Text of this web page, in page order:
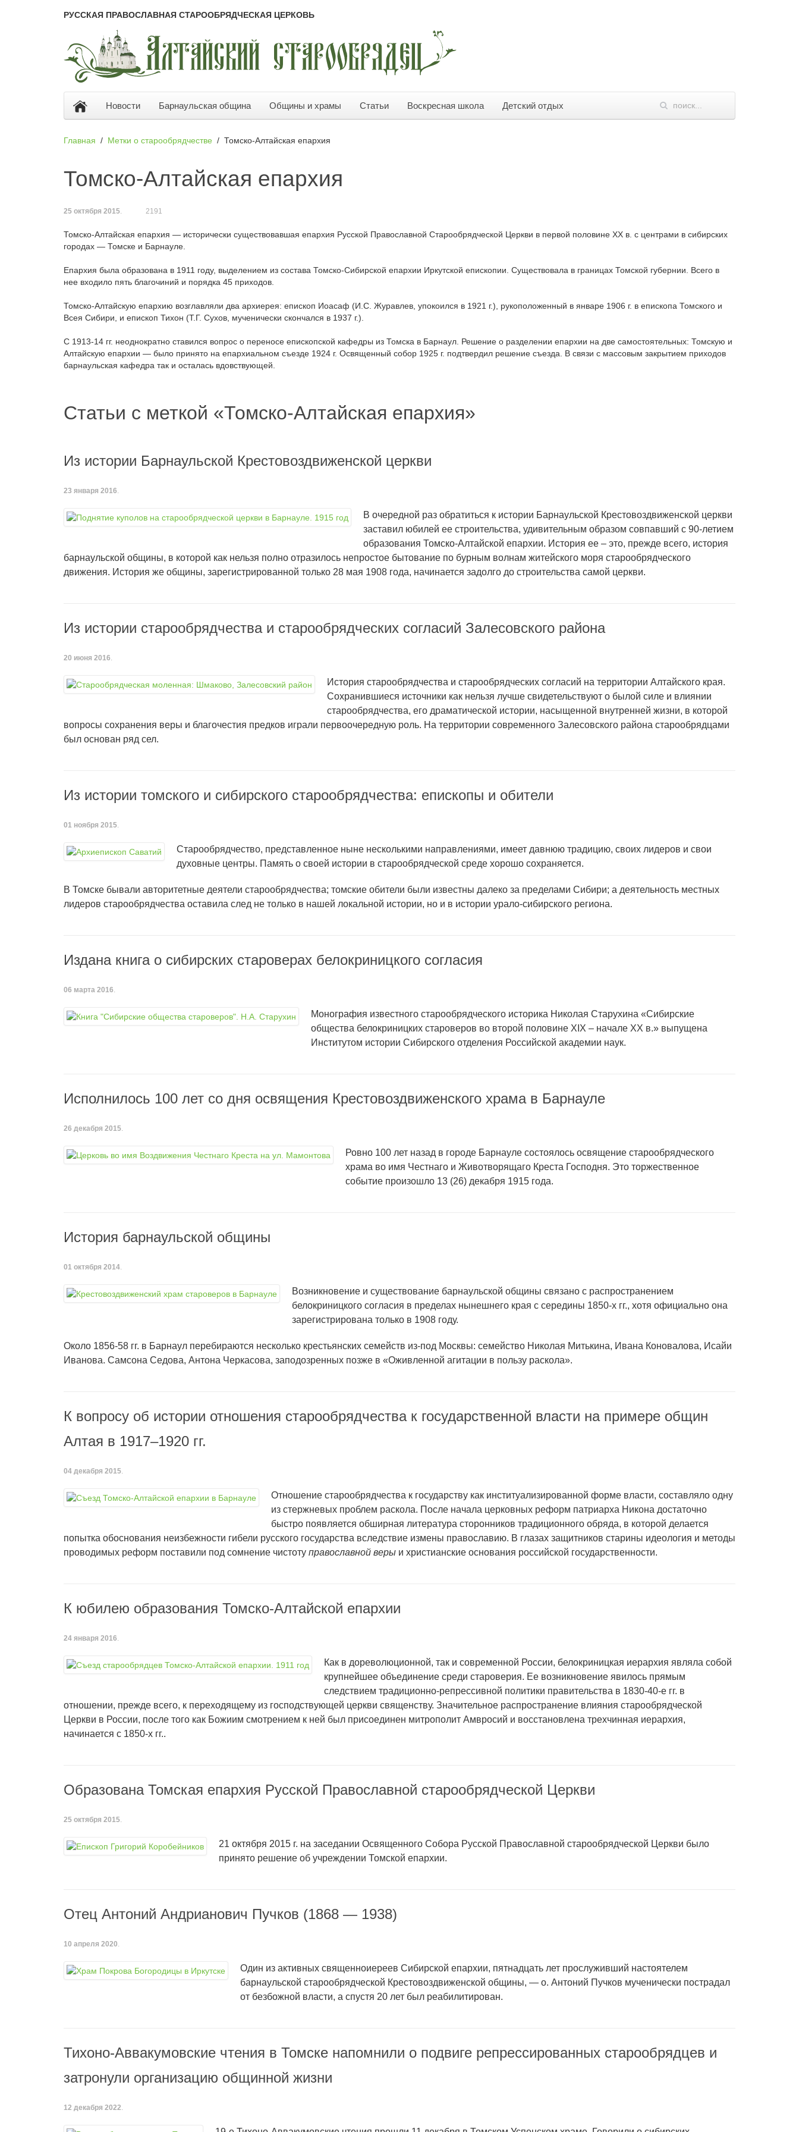
РУССКАЯ ПРАВОСЛАВНАЯ СТАРООБРЯДЧЕСКАЯ ЦЕРКОВЬ
Новости Барнаульская община Общины и храмы Статьи Воскресная школа Детский отдых
Главная Метки о старообрядчестве Томско-Алтайская епархия
Томско-Алтайская епархия
25 октября 2015. 2191
Томско-Алтайская епархия — исторически существовавшая епархия Русской Православной Старообрядческой Церкви в первой половине XX в. с центрами в сибирских
городах — Томске и Барнауле.
Епархия была образована в 1911 году, выделением из состава Томско-Сибирской епархии Иркутской епископии. Cуществовала в границах Томской губернии. Всего в
нее входило пять благочиний и порядка 45 приходов.
Томско-Алтайскую епархию возглавляли два архиерея: епископ Иоасаф (И.С. Журавлев, упокоился в 1921 г.), рукоположенный в январе 1906 г. в епископа Томского и
Всея Сибири, и епископ Тихон (Т.Г. Сухов, мученически скончался в 1937 г.).
С 1913-14 гг. неоднократно ставился вопрос о переносе епископской кафедры из Томска в Барнаул. Решение о разделении епархии на две самостоятельных: Томскую и
Алтайскую епархии — было принято на епархиальном съезде 1924 г. Освященный собор 1925 г. подтвердил решение съезда. В связи с массовым закрытием приходов
барнаульская кафедра так и осталась вдовствующей.
Статьи с меткой «Томско-Алтайская епархия»
Из истории Барнаульской Крестовоздвиженской церкви
23 января 2016.
В очередной раз обратиться к истории Барнаульской Крестовоздвиженской церкви
заставил юбилей ее строительства, удивительным образом совпавший с 90-летием
образования Томско-Алтайской епархии. История ее – это, прежде всего, история
барнаульской общины, в которой как нельзя полно отразилось непростое бытование по бурным волнам житейского моря старообрядческого
движения. История же общины, зарегистрированной только 28 мая 1908 года, начинается задолго до строительства самой церкви.
Из истории старообрядчества и старообрядческих согласий Залесовского района
20 июня 2016.
История старообрядчества и старообрядческих согласий на территории Алтайского края.
Сохранившиеся источники как нельзя лучше свидетельствуют о былой силе и влиянии
старообрядчества, его драматической истории, насыщенной внутренней жизни, в которой
вопросы сохранения веры и благочестия предков играли первоочередную роль. На территории современного Залесовского района старообрядцами
был основан ряд сел.
Из истории томского и сибирского старообрядчества: епископы и обители
01 ноября 2015.
Старообрядчество, представленное ныне несколькими направлениями, имеет давнюю традицию, своих лидеров и свои
духовные центры. Память о своей истории в старообрядческой среде хорошо сохраняется.
В Томске бывали авторитетные деятели старообрядчества; томские обители были известны далеко за пределами Сибири; а деятельность местных
лидеров старообрядчества оставила след не только в нашей локальной истории, но и в истории урало-сибирского региона.
Издана книга о сибирских староверах белокриницкого согласия
06 марта 2016.
Монография известного старообрядческого историка Николая Старухина «Сибирские
общества белокриницких староверов во второй половине XIX – начале XX в.» выпущена
Институтом истории Сибирского отделения Российской академии наук.
Исполнилось 100 лет со дня освящения Крестовоздвиженского храма в Барнауле
26 декабря 2015.
Ровно 100 лет назад в городе Барнауле состоялось освящение старообрядческого
храма во имя Честнаго и Животворящаго Креста Господня. Это торжественное
событие произошло 13 (26) декабря 1915 года.
История барнаульской общины
01 октября 2014.
Возникновение и существование барнаульской общины связано с распространением
белокриницкого согласия в пределах нынешнего края с середины 1850-х гг., хотя официально она
зарегистрирована только в 1908 году.
Около 1856-58 гг. в Барнаул перебираются несколько крестьянских семейств из-под Москвы: семейство Николая Митькина, Ивана Коновалова, Исайи
Иванова. Самсона Седова, Антона Черкасова, заподозренных позже в «Оживленной агитации в пользу раскола».
К вопросу об истории отношения старообрядчества к государственной власти на примере общин
Алтая в 1917–1920 гг.
04 декабря 2015.
Отношение старообрядчества к государству как институализированной форме власти, составляло одну
из стержневых проблем раскола. После начала церковных реформ патриарха Никона достаточно
быстро появляется обширная литература сторонников традиционного обряда, в которой делается
попытка обоснования неизбежности гибели русского государства вследствие измены православию. В глазах защитников старины идеология и методы
проводимых реформ поставили под сомнение чистоту православной веры и христианские основания российской государственности.
К юбилею образования Томско-Алтайской епархии
24 января 2016.
Как в дореволюционной, так и современной России, белокриницкая иерархия являла собой
крупнейшее объединение среди староверия. Ее возникновение явилось прямым
следствием традиционно-репрессивной политики правительства в 1830-40-е гг. в
отношении, прежде всего, к переходящему из господствующей церкви священству. Значительное распространение влияния старообрядческой
Церкви в России, после того как Божиим смотрением к ней был присоединен митрополит Амвросий и восстановлена трехчинная иерархия,
начинается с 1850-х гг..
Образована Томская епархия Русской Православной старообрядческой Церкви
25 октября 2015.
21 октября 2015 г. на заседании Освященного Собора Русской Православной старообрядческой Церкви было
принято решение об учреждении Томской епархии.
Отец Антоний Андрианович Пучков (1868 — 1938)
10 апреля 2020.
Один из активных священноиереев Сибирской епархии, пятнадцать лет прослуживший настоятелем
барнаульской старообрядческой Крестовоздвиженской общины, — о. Антоний Пучков мученически пострадал
от безбожной власти, а спустя 20 лет был реабилитирован.
Тихоно-Аввакумовские чтения в Томске напомнили о подвиге репрессированных старообрядцев и
затронули организацию общинной жизни
12 декабря 2022.